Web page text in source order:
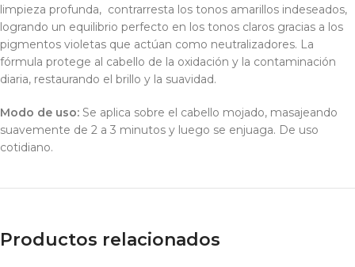
limpieza profunda, contrarresta los tonos amarillos indeseados,
logrando un equilibrio perfecto en los tonos claros gracias a los
pigmentos violetas que actúan como neutralizadores. La
fórmula protege al cabello de la oxidación y la contaminación
diaria, restaurando el brillo y la suavidad.
Modo de uso: Se aplica sobre el cabello mojado, masajeando
suavemente de 2 a 3 minutos y luego se enjuaga. De uso
cotidiano.
Productos relacionados